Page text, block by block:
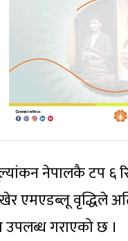
नेपालकै टप ६
एमएडब्लू वृद्धिले
गराएको छ ।